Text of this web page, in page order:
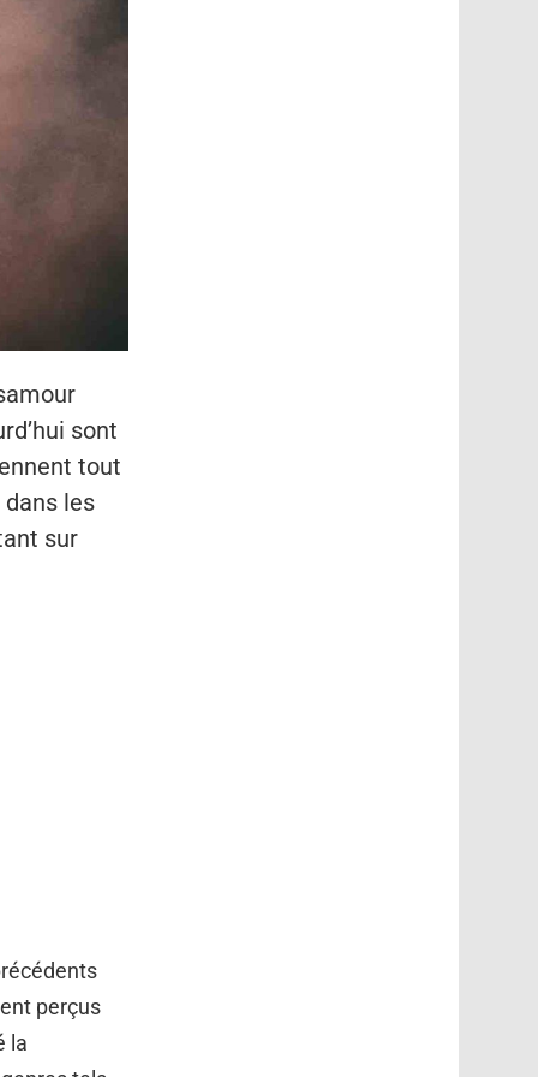
sont
tout
les
sur
perçus
la